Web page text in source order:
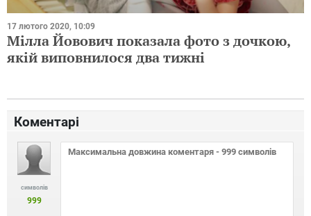
17 лютого 2020, 10:09
Мілла Йовович показала фото з дочкою,
якій виповнилося два тижні
Коментарі
символів
999